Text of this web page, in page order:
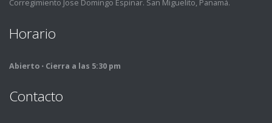
Corregimiento Jose Domingo Espinar. San Miguelito, Panamá.
Horario
Abierto ⋅ Cierra a las 5:30 pm
Contacto